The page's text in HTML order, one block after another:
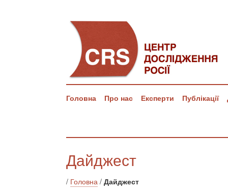
Головна Про нас Експерти Публікації
Дайджест
/ Головна / Дайджест